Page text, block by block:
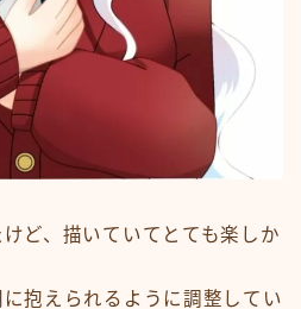
ど、描いていてとても楽しか
抱えられるように調整してい